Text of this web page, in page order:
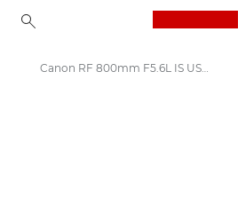
Canon RF 800mm F5.6L IS USM – RF objektívek